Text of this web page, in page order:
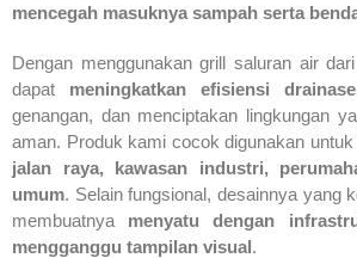
mencegah masuknya sampah serta
Dengan menggunakan grill saluran air
dapat meningkatkan efisiensi drainase
genangan, dan menciptakan lingkungan
aman. Produk kami cocok digunakan
jalan raya, kawasan industri,
umum. Selain fungsional, desainnya yang
membuatnya menyatu dengan
mengganggu tampilan visual.